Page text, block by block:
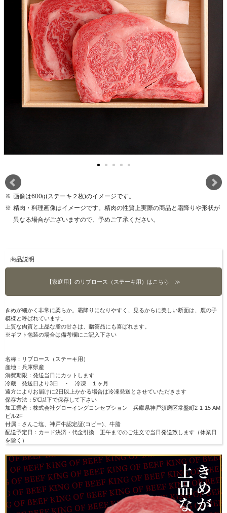
画像は600g(ステーキ２枚)のイメージです。
精肉・料理画像はイメージです。精肉の性質上実際の商品と霜降りや形状が
異なる場合がございますので、予めご了承ください。
商品説明
【家庭用】のリブロース（ステーキ用）はこちら ≫
きめが細かく非常に柔らか。霜降りになりやすく、見るからに美しい断面は、鹿の子
模様と呼ばれています。
上質な肉質と上品な脂の甘さは、贈答品にも喜ばれます。
※ギフト包装の場合は備考欄にご記入下さい
名称：リブロース（ステーキ用）
産地：兵庫県産
消費期限：発送当日にカットします
冷蔵 発送日より3日 ・ 冷凍 １ヶ月
遠方によりお届けに2日以上かかる場合は冷凍発送とさせていただきます
保存方法：5℃以下で保存して下さい
加工業者：株式会社グローイングコンセプション 兵庫県神戸須磨区常盤町2-1-15 AM
ビル2F
付属：さんご塩、神戸牛認定証(コピー)、牛脂
配送予定日：カード決済・代金引換 正午までのご注文で当日発送致します（休業日
を除く）